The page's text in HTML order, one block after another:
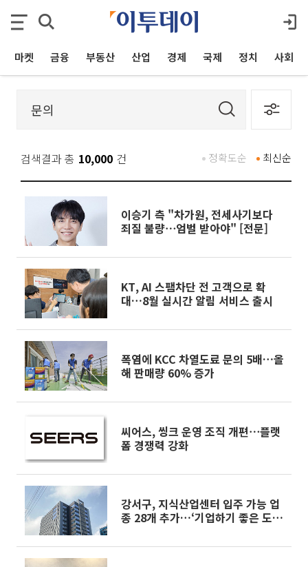
마켓 금융 부동산 산업 경제 국제 정치 사회
검색결과 총 10,000 건 최신순
정확도순
이승기 측 "차가원, 전세사기보다
죄질 불량⋯엄벌 받아야" [전문]
KT, AI 스팸차단 전 고객으로 확
대…8월 실시간 알림 서비스 출시
폭염에 KCC 차열도료 문의 5배…올
해 판매량 60% 증가
씨어스, 씽크 운영 조직 개편⋯플랫
폼 경쟁력 강화
강서구, 지식산업센터 입주 가능 업
종 28개 추가…‘기업하기 좋은 도